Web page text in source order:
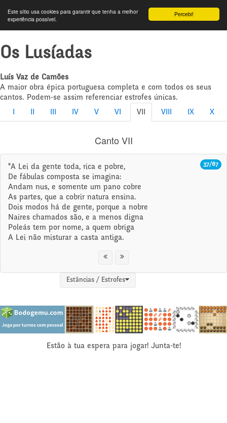
Percebi!
Este sítio usa cookies para garantir que tenha a melhor
experiência possível.
Os Lusíadas
Luís Vaz de Camões
A maior obra épica portuguesa completa e com todos os seus
cantos. Podem-se assim referenciar estrofes únicas.
IV V VI VII VIII IX X
Canto VII
37/87
"A Lei da gente toda, rica e pobre,
De fábulas composta se imagina:
Andam nus, e somente um pano cobre
As partes, que a cobrir natura ensina.
Dois modos há de gente, porque a nobre
Naires chamados são, e a menos digna
Poleás tem por nome, a quem obriga
A Lei não misturar a casta antiga.
Estâncias / Estrofes
Estão à tua espera para jogar! Junta-te!